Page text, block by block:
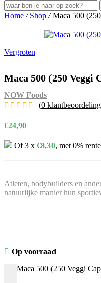
Home / Shop / Maca 500
Vergroten
Maca 500 (250 Veggi
NOW Foods
(0
€24,90
Of 3 x €8,30, met 0% rente
Atleten, bodybuilders en
natuurlijke manier hun
Op voorraad
-
Maca 500 (250 Veggi